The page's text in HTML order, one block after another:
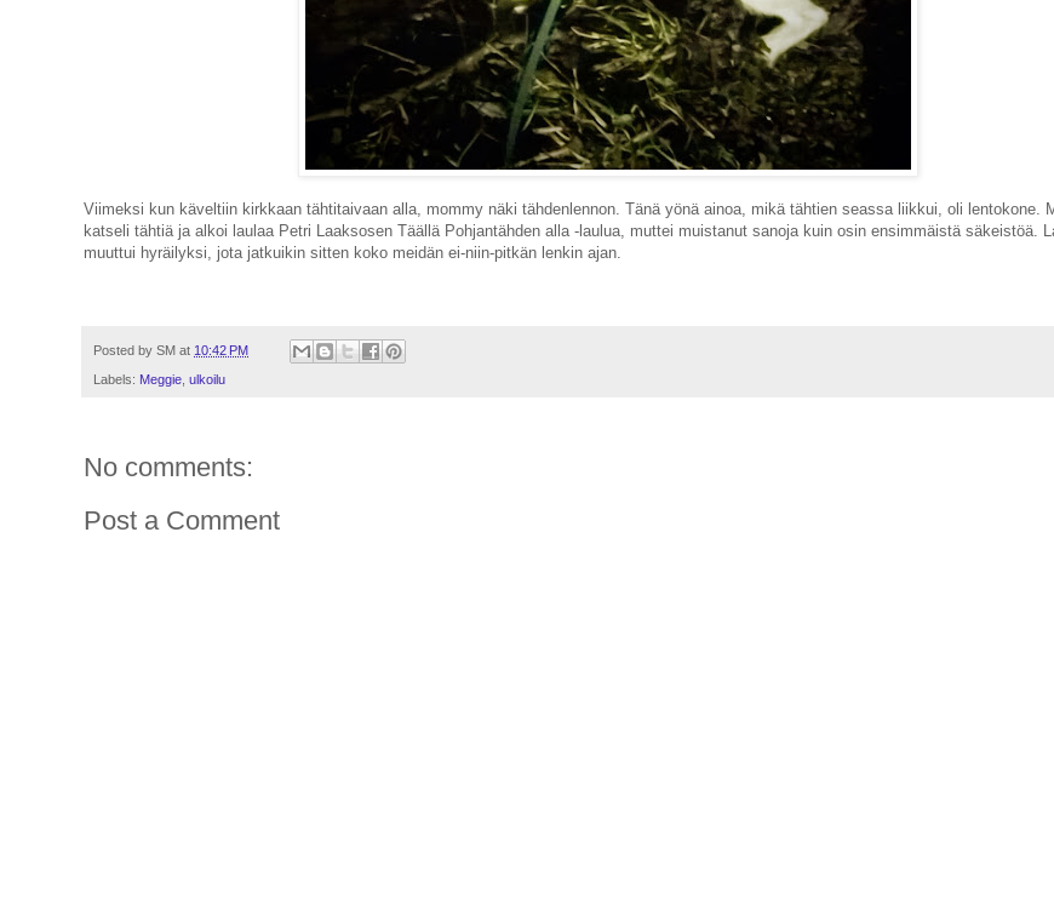
Viimeksi kun käveltiin kirkkaan tähtitaivaan alla, mommy näki tähdenlennon. Tänä yönä ainoa, mikä tähtien seassa liikkui, oli lentokone.
katseli tähtiä ja alkoi laulaa Petri Laaksosen Täällä Pohjantähden alla -laulua, muttei muistanut sanoja kuin osin ensimmäistä säkeistöä.
muuttui hyräilyksi, jota jatkuikin sitten koko meidän ei-niin-pitkän lenkin ajan.
Posted by SM at 10:42 PM
Labels: Meggie ulkoilu
No comments:
Post a Comment